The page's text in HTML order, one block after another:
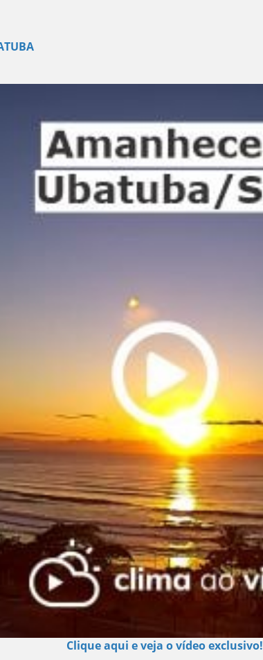
Clique aqui e veja o vídeo exclusivo!